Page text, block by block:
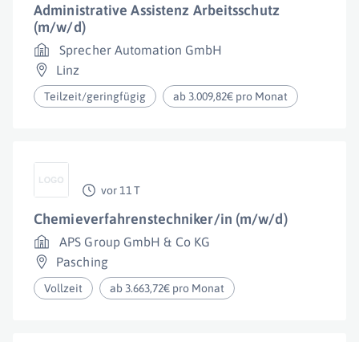
Administrative Assistenz Arbeitsschutz
(m/w/d)
Sprecher Automation GmbH
Linz
Teilzeit/geringfügig ab 3.009,82€ pro Monat
vor 11 T
Chemieverfahrenstechniker/in (m/w/d)
APS Group GmbH & Co KG
Pasching
Vollzeit ab 3.663,72€ pro Monat